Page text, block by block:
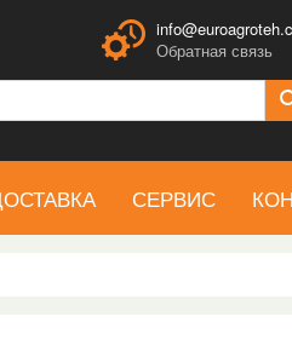
Обратная связь
СЕРВИС